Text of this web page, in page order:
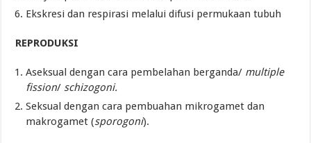
Ekskresi dan respirasi melalui difusi permukaan tubuh
REPRODUKSI
Aseksual dengan cara pembelahan berganda/ multiple
fission/schizogoni.
Seksual dengan cara pembuahan mikrogamet dan
makrogamet (sporogoni).